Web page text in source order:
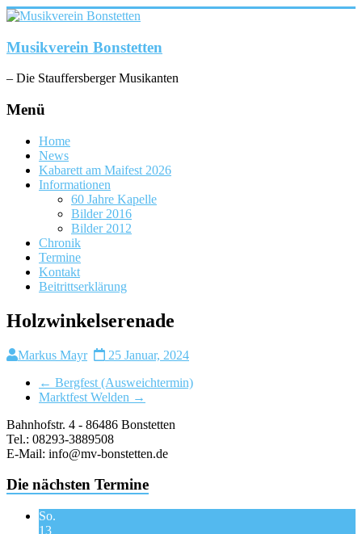
Zum
springen
Musikverein Bonstetten
– Die Stauffersberger Musikanten
Menü
Home
News
Kabarett am Maifest 2026
Informationen
60 Jahre Kapelle
Bilder 2016
Bilder 2012
Chronik
Termine
Kontakt
Beitrittserklärung
Holzwinkelserenade
Markus Mayr
25 Januar, 2024
← Bergfest (Ausweichtermin)
Marktfest Welden →
Bahnhofstr. 4 - 86486 Bonstetten
Tel.: 08293-3889508
E-Mail: info@mv-bonstetten.de
Die nächsten Termine
So.
13